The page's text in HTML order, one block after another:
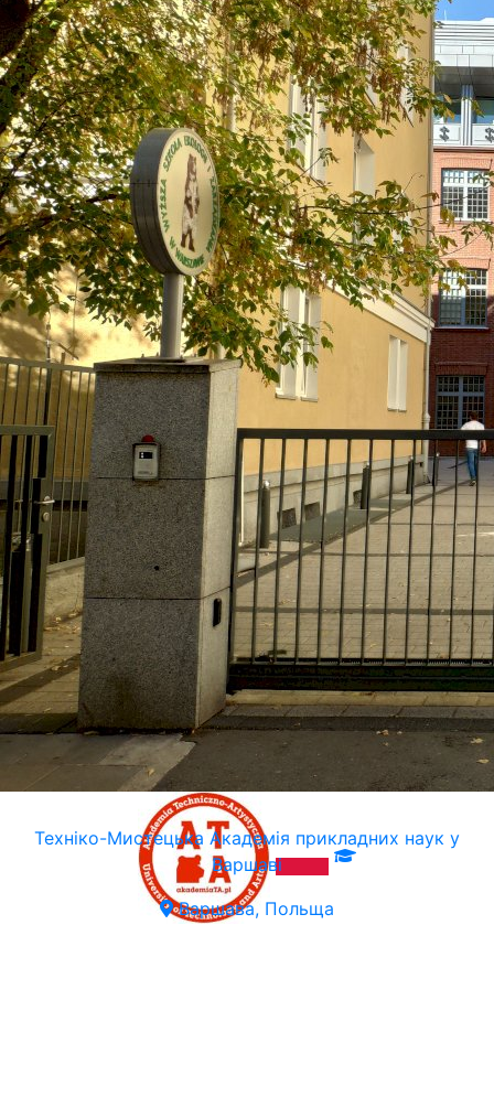
Гірничо-Металургійна Академія в Кракові (AGH)
Краків, Польща
Техніко-Мистецька Академія прикладних наук у
Варшаві
Варшава, Польща